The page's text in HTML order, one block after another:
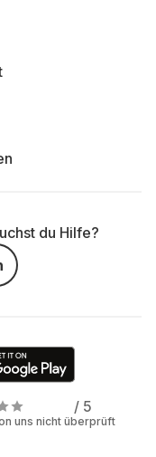
du Hilfe?
/ 5
uns nicht überprüft